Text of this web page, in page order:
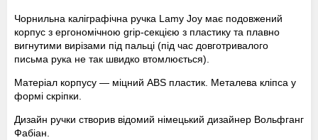
Чорнильна каліграфічна ручка Lamy Joy має подовжений
корпус з ергономічною grip-секцією з пластику та плавно
вигнутими вирізами під пальці (під час довготривалого
письма рука не так швидко втомлюється).
Матеріал корпусу — міцний ABS пластик. Металева кліпса у
формі скріпки.
Дизайн ручки створив відомий німецький дизайнер Вольфганг
Фабіан.